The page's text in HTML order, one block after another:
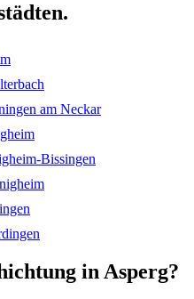
am Neckar
Bissingen
in Asperg?